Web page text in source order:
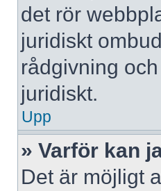
det rör
juridiskt
rådgivning
juridiskt.
Upp
» Varför kan
Det är möjligt